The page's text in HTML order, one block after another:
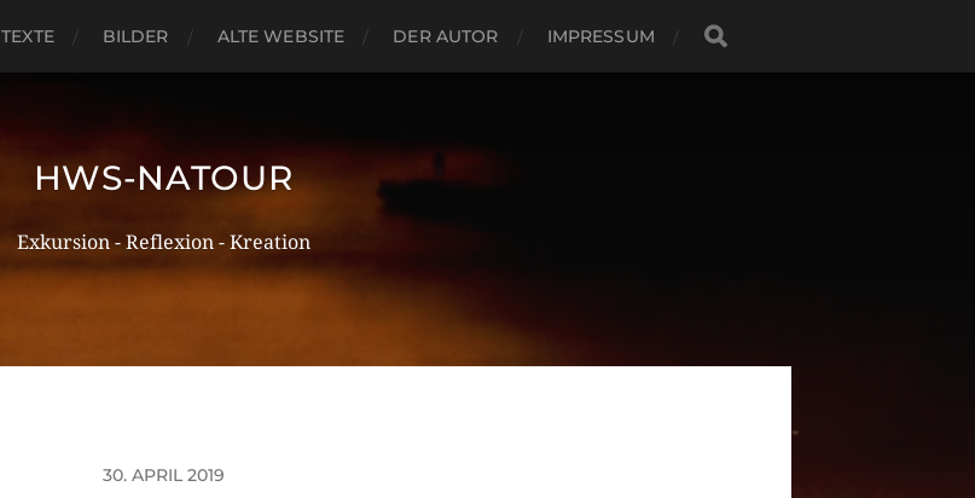
TEXTE BILDER ALTE WEBSITE DER AUTOR IMPRESSUM
HWS-NATOUR
Exkursion - Reflexion - Kreation
30. APRIL 2019